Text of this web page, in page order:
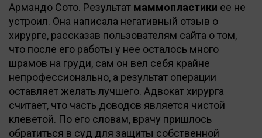
Армандо Сото. Результат маммопластики ее не
устроил. Она написала негативный отзыв о
хирурге, рассказав пользователям сайта о том,
что после его работы у нее осталось много
шрамов на груди, сам он вел себя крайне
непрофессионально, а результат операции
оставляет желать лучшего. Адвокат хирурга
считает, что часть доводов является чистой
клеветой. По его словам, врачу пришлось
обратиться в суд для защиты собственной